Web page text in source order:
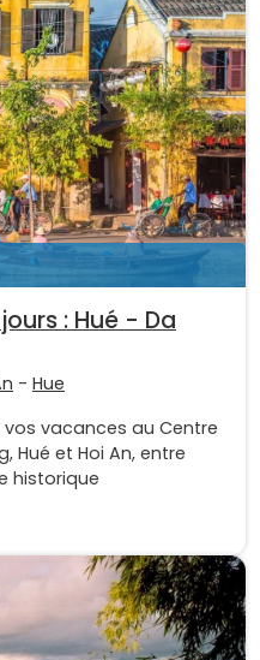
: Hué - Da
- Hue
vacances au Centre
Hué et Hoi An, entre
historique